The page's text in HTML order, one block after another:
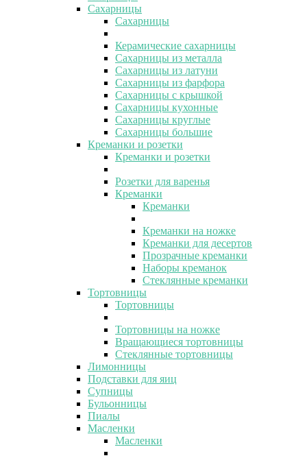
Сахарницы
Сахарницы
Керамические сахарницы
Сахарницы из металла
Сахарницы из латуни
Сахарницы из фарфора
Сахарницы с крышкой
Сахарницы кухонные
Сахарницы круглые
Сахарницы большие
Креманки и розетки
Креманки и розетки
Розетки для варенья
Креманки
Креманки
Креманки на ножке
Креманки для десертов
Прозрачные креманки
Наборы креманок
Стеклянные креманки
Тортовницы
Тортовницы
Тортовницы на ножке
Вращающиеся тортовницы
Стеклянные тортовницы
Лимонницы
Подставки для яиц
Супницы
Бульонницы
Пиалы
Масленки
Масленки